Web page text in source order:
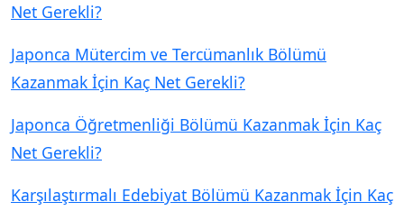
Net Gerekli?
Japonca Mütercim ve Tercümanlık Bölümü
Kazanmak İçin Kaç Net Gerekli?
Japonca Öğretmenliği Bölümü Kazanmak İçin Kaç
Net Gerekli?
Karşılaştırmalı Edebiyat Bölümü Kazanmak İçin Kaç